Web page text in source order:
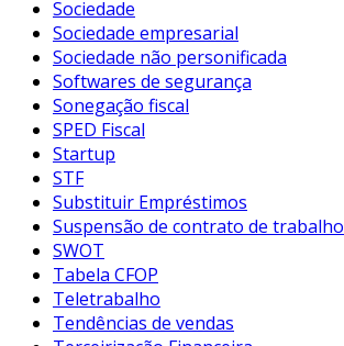
Sociedade
Sociedade empresarial
Sociedade não personificada
Softwares de segurança
Sonegação fiscal
SPED Fiscal
Startup
STF
Substituir Empréstimos
Suspensão de contrato de trabalho
SWOT
Tabela CFOP
Teletrabalho
Tendências de vendas